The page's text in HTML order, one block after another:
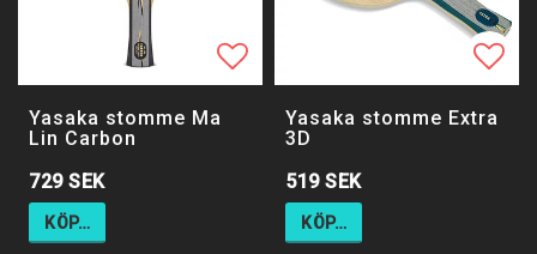
Lägg till i favoritlistan
Lägg till i favoritlistan
Yasaka stomme Ma
Lin Carbon
729 SEK
KÖP…
Yasaka stomme Extra
3D
519 SEK
KÖP…